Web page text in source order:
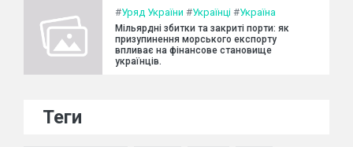
#Уряд України #Українці #Україна
Мільярдні збитки та закриті порти: як
призупинення морського експорту
впливає на фінансове становище
українців.
Теги